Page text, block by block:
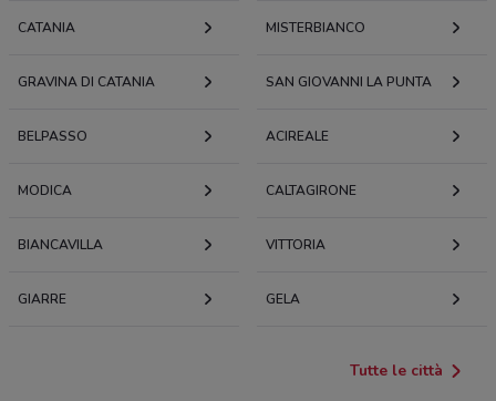
CATANIA MISTERBIANCO
GRAVINA DI CATANIA SAN GIOVANNI LA PUNTA
BELPASSO ACIREALE
MODICA CALTAGIRONE
BIANCAVILLA VITTORIA
GIARRE GELA
Tutte le città